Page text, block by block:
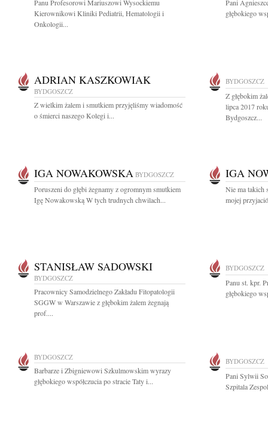
Panu Profesorowi Mariuszowi Wysockiemu
Kierownikowi Kliniki Pediatrii, Hematologii i
Onkologii...
Pani
głębokiego
ADRIAN KASZKOWIAK
BYDGOSZCZ
Z wielkim żalem i smutkiem przyjęliśmy wiadomość
o śmierci naszego Kolegi i...
BYDGOSZCZ
Z głębokim
lipca 2017
Bydgoszcz...
IGA NOWAKOWSKA BYDGOSZCZ
Poruszeni do głębi żegnamy z ogromnym smutkiem
Igę Nowakowską W tych trudnych chwilach...
IGA
Nie ma takich
mojej
STANISŁAW SADOWSKI
BYDGOSZCZ
Pracownicy Samodzielnego Zakładu Fitopatologii
SGGW w Warszawie z głębokim żalem żegnają
prof....
BYDGOSZCZ
Panu st. kpr.
głębokiego
BYDGOSZCZ
Barbarze i Zbigniewowi Szkulmowskim wyrazy
głębokiego współczucia po stracie Taty i...
BYDGOSZCZ
Pani Sylwii
Szpitala